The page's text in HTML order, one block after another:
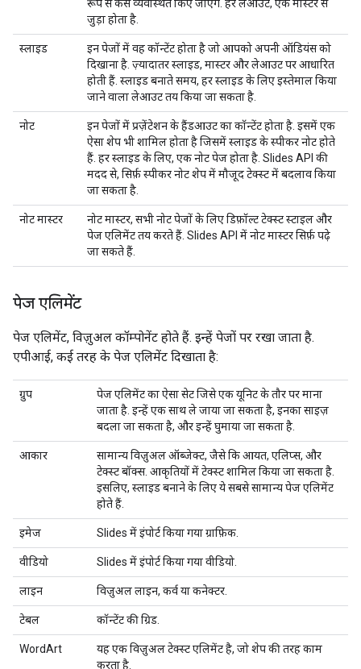
रूप से कैसे व्यवस्थित किए जाएंगे. हर लेआउट, एक मास्टर से
जुड़ा होता है.
स्लाइड
इन पेजों में वह कॉन्टेंट होता है जो आपको अपनी ऑडियंस को
दिखाना है. ज़्यादातर स्लाइड, मास्टर और लेआउट पर आधारित
होती हैं. स्लाइड बनाते समय, हर स्लाइड के लिए इस्तेमाल किया
जाने वाला लेआउट तय किया जा सकता है.
नोट
इन पेजों में प्रज़ेंटेशन के हैंडआउट का कॉन्टेंट होता है. इसमें एक
ऐसा शेप भी शामिल होता है जिसमें स्लाइड के स्पीकर नोट होते
हैं. हर स्लाइड के लिए, एक नोट पेज होता है. Slides API की
मदद से, सिर्फ़ स्पीकर नोट शेप में मौजूद टेक्स्ट में बदलाव किया
जा सकता है.
नोट मास्टर
नोट मास्टर, सभी नोट पेजों के लिए डिफ़ॉल्ट टेक्स्ट स्टाइल और
पेज एलिमेंट तय करते हैं. Slides API में नोट मास्टर सिर्फ़ पढ़े
जा सकते हैं.
पेज एलिमेंट
पेज एलिमेंट, विज़ुअल कॉम्पोनेंट होते हैं. इन्हें पेजों पर रखा जाता है.
एपीआई, कई तरह के पेज एलिमेंट दिखाता है:
ग्रुप
पेज एलिमेंट का ऐसा सेट जिसे एक यूनिट के तौर पर माना
जाता है. इन्हें एक साथ ले जाया जा सकता है, इनका साइज़
बदला जा सकता है, और इन्हें घुमाया जा सकता है.
आकार
सामान्य विज़ुअल ऑब्जेक्ट, जैसे कि आयत, एलिप्स, और
टेक्स्ट बॉक्स. आकृतियों में टेक्स्ट शामिल किया जा सकता है.
इसलिए, स्लाइड बनाने के लिए ये सबसे सामान्य पेज एलिमेंट
होते हैं.
इमेज Slides में इंपोर्ट किया गया ग्राफ़िक.
वीडियो Slides में इंपोर्ट किया गया वीडियो.
लाइन विज़ुअल लाइन, कर्व या कनेक्टर.
टेबल कॉन्टेंट की ग्रिड.
WordArt
यह एक विज़ुअल टेक्स्ट एलिमेंट है, जो शेप की तरह काम
करता है.